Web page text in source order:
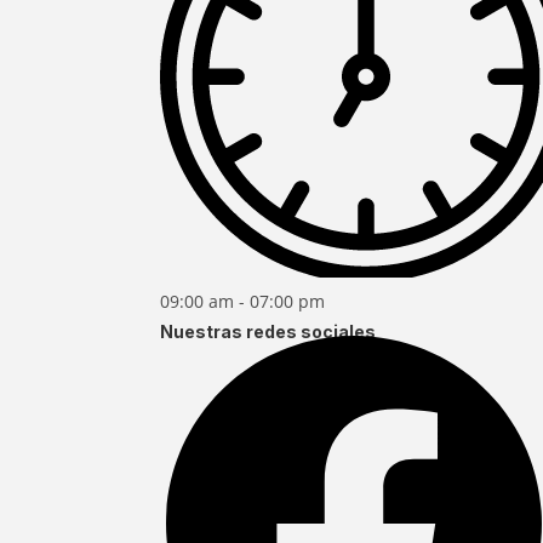
09:00 am - 07:00 pm
Nuestras redes sociales